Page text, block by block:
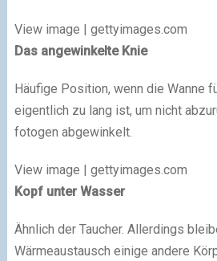
View image | gettyimages.com
Das angewinkelte Knie
Häufige Position, wenn die Wanne
eigentlich zu lang ist, um nicht
fotogen abgewinkelt.
View image | gettyimages.com
Kopf unter Wasser
Ähnlich der Taucher. Allerdings
Wärmeaustausch einige andere